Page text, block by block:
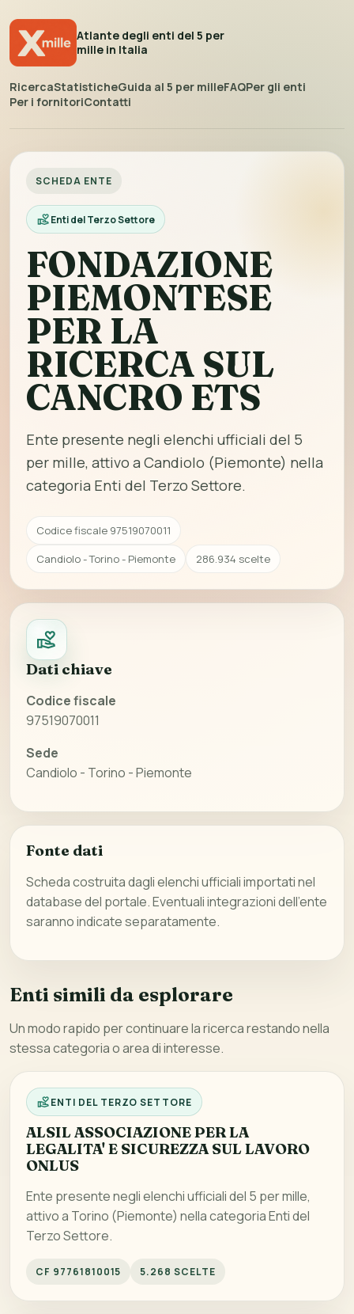
Atlante degli enti del 5 per
mille in Italia
RicercaStatisticheGuida al 5 per milleFAQPer gli enti
Per i fornitoriContatti
SCHEDA ENTE
Enti del Terzo Settore
FONDAZIONE
PIEMONTESE
PER LA
RICERCA SUL
CANCRO ETS
Ente presente negli elenchi ufficiali del 5
per mille, attivo a Candiolo (Piemonte) nella
categoria Enti del Terzo Settore.
Codice fiscale 97519070011
Candiolo - Torino - Piemonte
286.934 scelte
Dati chiave
Codice fiscale
97519070011
Sede
Candiolo - Torino - Piemonte
Fonte dati
Scheda costruita dagli elenchi ufficiali importati nel
database del portale. Eventuali integrazioni dell’ente
saranno indicate separatamente.
Enti simili da esplorare
Un modo rapido per continuare la ricerca restando nella
stessa categoria o area di interesse.
ENTI DEL TERZO SETTORE
ALSIL ASSOCIAZIONE PER LA
LEGALITA' E SICUREZZA SUL LAVORO
ONLUS
Ente presente negli elenchi ufficiali del 5 per mille,
attivo a Torino (Piemonte) nella categoria Enti del
Terzo Settore.
CF 97761810015 5.268 SCELTE